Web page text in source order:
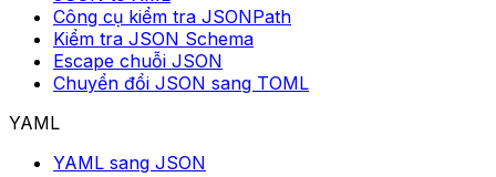
Công cụ kiểm tra JSONPath
Kiểm tra JSON Schema
Escape chuỗi JSON
Chuyển đổi JSON sang TOML
YAML
YAML sang JSON